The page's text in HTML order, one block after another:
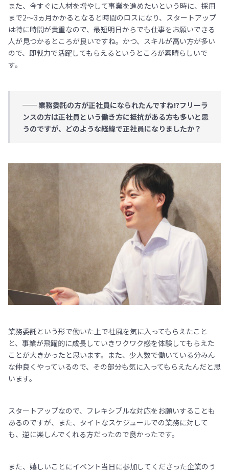
また、今すぐに人材を増やして事業を進めたいという時に、採用
まで2〜3ヵ月かかるとなると時間のロスになり、スタートアップ
は特に時間が貴重なので、最短明日からでも仕事をお願いできる
人が見つかるところが良いですね。かつ、スキルが高い方が多い
ので、即戦力で活躍してもらえるというところが素晴らしいで
す。
── 業務委託の方が正社員になられたんですね!?フリーラ
ンスの方は正社員という働き方に抵抗がある方も多いと思
うのですが、どのような経緯で正社員になりましたか？
業務委託という形で働いた上で社風を気に入ってもらえたこと
と、事業が飛躍的に成長していきワクワク感を体験してもらえた
ことが大きかったと思います。また、少人数で働いている分みん
な仲良くやっているので、その部分も気に入ってもらえたんだと思
います。
スタートアップなので、フレキシブルな対応をお願いすることも
あるのですが、また、タイトなスケジュールでの業務に対して
も、逆に楽しんでくれる方だったので良かったです。
また、嬉しいことにイベント当日に参加してくださった企業のう